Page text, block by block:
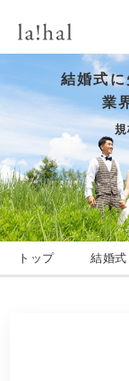
結婚式
業
トップ 結婚式